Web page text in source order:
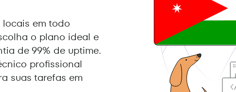
em todo
o plano ideal e
de 99% de uptime.
profissional
suas tarefas em